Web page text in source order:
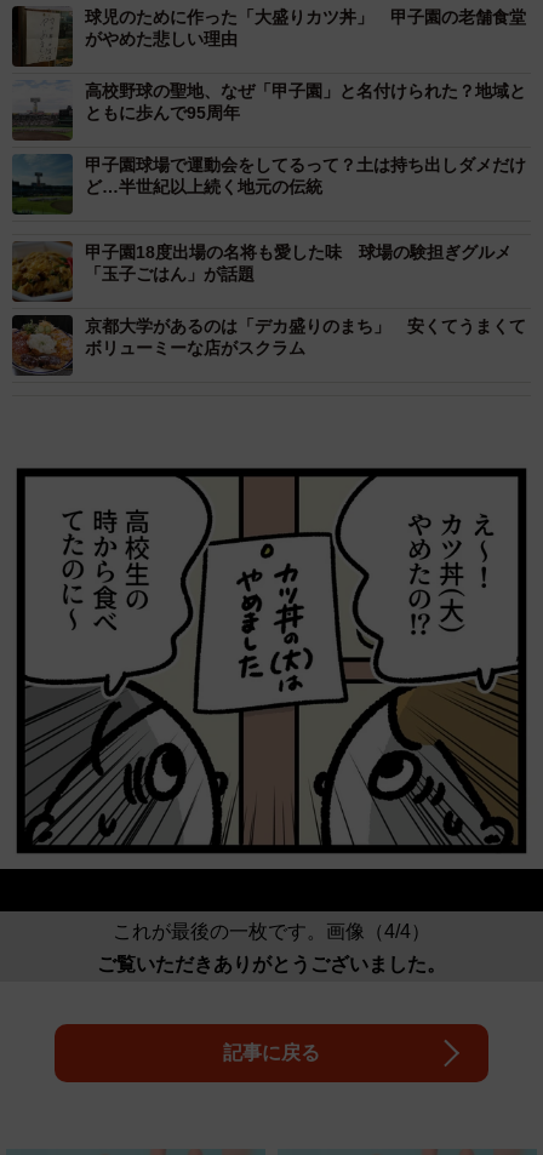
球児のために作った「大盛りカツ丼」 甲子園の老舗食堂
がやめた悲しい理由
高校野球の聖地、なぜ「甲子園」と名付けられた？地域と
ともに歩んで95周年
甲子園球場で運動会をしてるって？土は持ち出しダメだけ
ど…半世紀以上続く地元の伝統
甲子園18度出場の名将も愛した味 球場の験担ぎグルメ
「玉子ごはん」が話題
京都大学があるのは「デカ盛りのまち」 安くてうまくて
ボリューミーな店がスクラム
これが最後の一枚です。画像（4/4）
ご覧いただきありがとうございました。
記事に戻る